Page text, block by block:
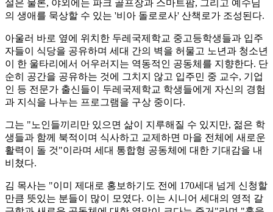
설은 물론, 야외에는 파크 골프장과 스마트팜, 그리고 예수님
의 생애를 묵상할 수 있는 '비아 돌로로사' 산책로가 조성된다.
아울러 바로 옆에 위치한 두레국제학교 중고등학생들과 입주
자들이 식당을 공유하며 세대 간의 벽을 허물고 노년과 청소년
이 한 울타리에서 어우러지는 역동적인 공동체를 지향한다. 단
순히 공간을 공유하는 것에 그치지 않고 입주민 중 교수, 기업
인 등 전문가 출신들이 두레국제학교 학생들에게 자신의 경험
과 지식을 나누는 프로그램을 구상 중이다.
그는 "노인들끼리만 있으면 삶이 지루해질 수 있지만, 젊은 학
생들과 함께 북적이며 식사하고 교제하면 마을 전체에 새로운
활력이 돌 것"이라며 세대 통합형 공동체에 대한 기대감을 내
비쳤다.
김 목사는 "이미 제대로 홍보하기도 전에 170세대 넘게 신청할
만큼 뜻있는 분들이 많이 모였다. 이는 시니어 세대의 영적 갈